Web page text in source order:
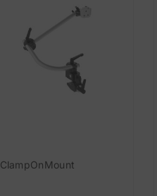
ClampOnMount